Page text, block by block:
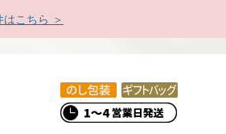
こちら ＞